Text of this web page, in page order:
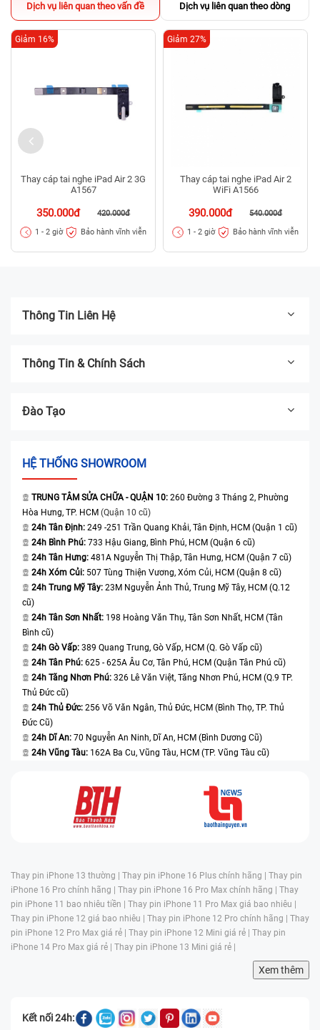
Dịch vụ liên quan theo vấn đề Dịch vụ liên quan theo dòng
Thay cáp tai nghe iPad Air 2 3G
A1567
350.000đ 420.000đ
Giảm 16%
1 - 2 giờ Bảo hành vĩnh viễn
Thay cáp tai nghe iPad Air 2
WiFi A1566
390.000đ 540.000đ
Giảm 27%
1 - 2 giờ Bảo hành vĩnh viễn
Thông Tin Liên Hệ
Thông Tin & Chính Sách
Đào Tạo
HỆ THỐNG SHOWROOM
TRUNG TÂM SỬA CHỮA - QUẬN 10: 260 Đường 3 Tháng 2, Phường
Hòa Hưng, TP. HCM (Quận 10 cũ)
24h Tân Định: 249 -251 Trần Quang Khải, Tân Định, HCM (Quận 1 cũ)
24h Bình Phú: 733 Hậu Giang, Bình Phú, HCM (Quận 6 cũ)
24h Tân Hưng: 481A Nguyễn Thị Thập, Tân Hưng, HCM (Quận 7 cũ)
24h Xóm Củi: 507 Tùng Thiện Vương, Xóm Củi, HCM (Quận 8 cũ)
24h Trung Mỹ Tây: 23M Nguyễn Ảnh Thủ, Trung Mỹ Tây, HCM (Q.12
cũ)
24h Tân Sơn Nhất: 198 Hoàng Văn Thụ, Tân Sơn Nhất, HCM (Tân
Bình cũ)
24h Gò Vấp: 389 Quang Trung, Gò Vấp, HCM (Q. Gò Vấp cũ)
24h Tân Phú: 625 - 625A Âu Cơ, Tân Phú, HCM (Quận Tân Phú cũ)
24h Tăng Nhơn Phú: 326 Lê Văn Việt, Tăng Nhơn Phú, HCM (Q.9 TP.
Thủ Đức cũ)
24h Thủ Đức: 256 Võ Văn Ngân, Thủ Đức, HCM (Bình Thọ, TP. Thủ
Đức Cũ)
24h Dĩ An: 70 Nguyễn An Ninh, Dĩ An, HCM (Bình Dương Cũ)
24h Vũng Tàu: 162A Ba Cu, Vũng Tàu, HCM (TP. Vũng Tàu cũ)
Thay pin iPhone 13 thường | Thay pin iPhone 16 Plus chính hãng | Thay pin
iPhone 16 Pro chính hãng | Thay pin iPhone 16 Pro Max chính hãng | Thay
pin iPhone 11 bao nhiêu tiền | Thay pin iPhone 11 Pro Max giá bao nhiêu |
Thay pin iPhone 12 giá bao nhiêu | Thay pin iPhone 12 Pro chính hãng | Thay
pin iPhone 12 Pro Max giá rẻ | Thay pin iPhone 12 Mini giá rẻ | Thay pin
iPhone 14 Pro Max giá rẻ | Thay pin iPhone 13 Mini giá rẻ |
Xem thêm
Kết nối 24h: